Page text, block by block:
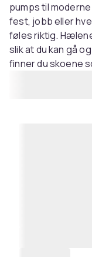
pumps til
fest, jobb eller
føles riktig.
slik at du kan gå
finner du skoene